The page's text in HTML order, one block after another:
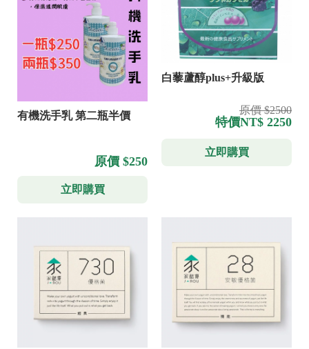
有機洗手乳 第二瓶半價
原價 $250
立即購買
白藜蘆醇plus+升級版
原價 $2500
特價NT$ 2250
立即購買